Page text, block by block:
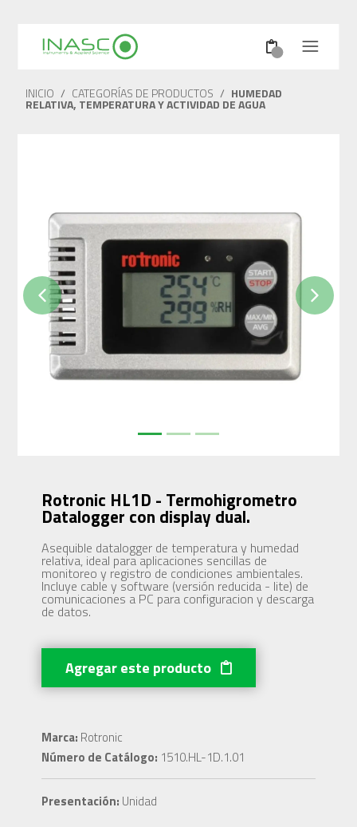
INICIO / CATEGORÍAS DE PRODUCTOS / HUMEDAD
RELATIVA, TEMPERATURA Y ACTIVIDAD DE AGUA
Previous Next
Rotronic HL1D - Termohigrometro
Datalogger con display dual.
Asequible datalogger de temperatura y humedad
relativa, ideal para aplicaciones sencillas de
monitoreo y registro de condiciones ambientales.
Incluye cable y software (versión reducida - lite) de
comunicaciones a PC para configuracion y descarga
de datos.
Agregar este producto
Marca: Rotronic
Número de Catálogo: 1510.HL-1D.1.01
Presentación: Unidad